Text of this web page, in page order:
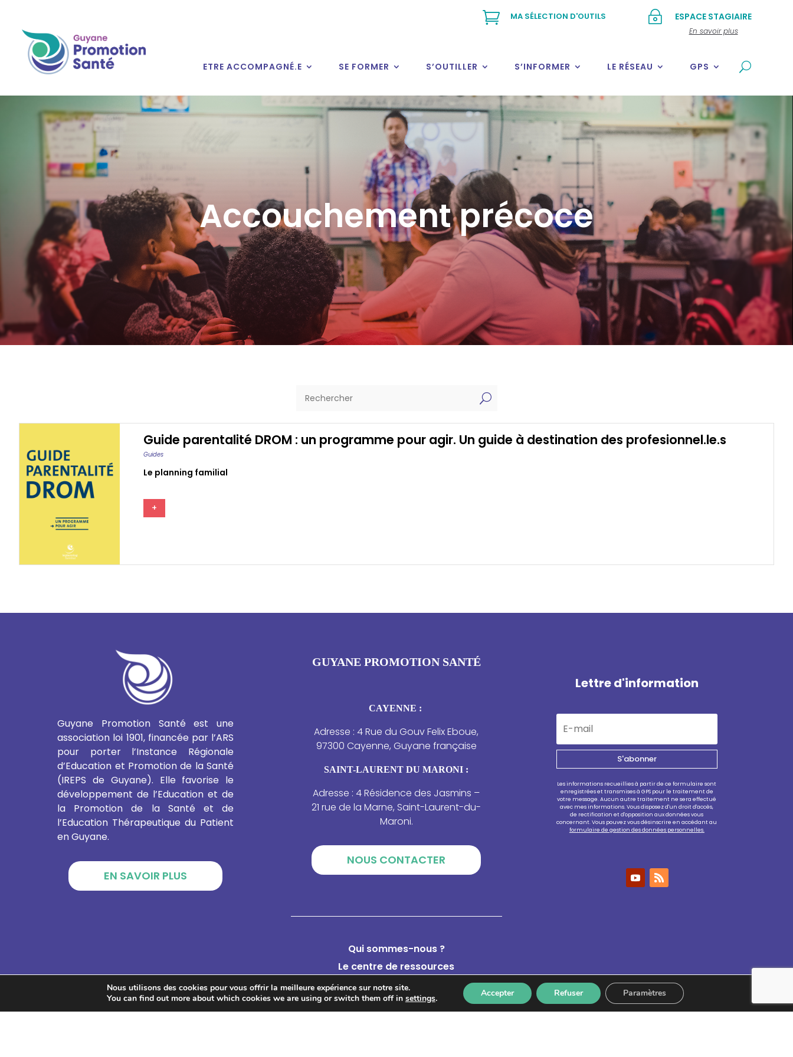
~ ESPACE STAGIAIRE
En savoir plus
 MA SÉLECTION D'OUTILS
ETRE ACCOMPAGNÉ.E SE FORMER S’OUTILLER S’INFORMER LE RÉSEAU GPS
Accouchement précoce
U
Guide parentalité DROM : un programme pour agir. Un guide à destination des profesionnel.le.s
Guides
Le planning familial
+
Guyane Promotion Santé est une
association loi 1901, financée par l’ARS
pour porter l’Instance Régionale
d’Education et Promotion de la Santé
(IREPS de Guyane). Elle favorise le
développement de l’Education et de
la Promotion de la Santé et de
l’Education Thérapeutique du Patient
en Guyane.
EN SAVOIR PLUS
GUYANE PROMOTION SANTÉ
CAYENNE :
Adresse : 4 Rue du Gouv Felix Eboue,
97300 Cayenne, Guyane française
SAINT-LAURENT DU MARONI :
Adresse : 4 Résidence des Jasmins –
21 rue de la Marne, Saint-Laurent-du-
Maroni.
NOUS CONTACTER
Qui sommes-nous ?
Le centre de ressources
Catalogue de formations
Annuaire des acteurs
Lettre d'information
S'abonner
Les informations recueillies à partir de ce formulaire sont
enregistrées et transmises à GPS pour le traitement de
votre message. Aucun autre traitement ne sera effectué
avec mes informations. Vous disposez d'un droit d'accès,
de rectification et d'opposition aux données vous
concernant. Vous pouvez vous désinscrire en accédant au
formulaire de gestion des données personnelles.
Nous utilisons des cookies pour vous offrir la meilleure expérience sur notre site.
You can find out more about which cookies we are using or switch them off in settings. Accepter Refuser Paramètres